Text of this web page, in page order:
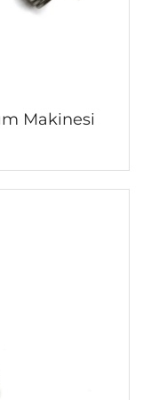
Makinesi